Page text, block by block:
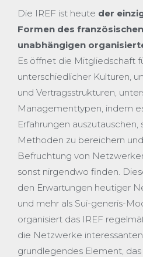
Die IREF ist heute der
Formen des
unabhängigen
Es öffnet die Mitgliedschaft
unterschiedlicher Kulturen,
und Vertragsstrukturen,
Managementtypen, indem
Erfahrungen auszutauschen,
Methoden zu bereichern
Befruchtung von
sonst nirgendwo finden.
den Erwartungen heutiger
und mehr als Sui-generis-
organisiert das IREF
die Netzwerke
grundlegendes Element,